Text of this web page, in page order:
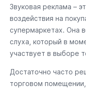
Звуковая реклама –
воздействия на
супермаркетах. Она
слуха, который в
участвует в выборе
Достаточно часто
торговом